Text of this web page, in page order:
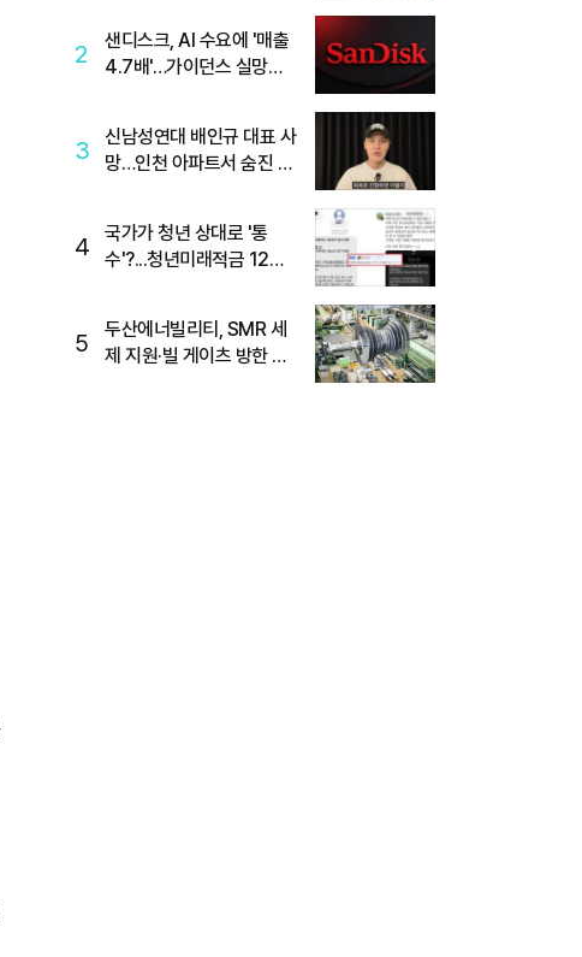
2
샌디스크, AI 수요에 '매출
4.7배'…가이던스 실망에
3
신남성연대 배인규 대표 사
망…인천 아파트서 숨진 채
4
국가가 청년 상대로 '통
수'?...청년미래적금 12%
5
두산에너빌리티, SMR 세
제 지원·빌 게이츠 방한 기